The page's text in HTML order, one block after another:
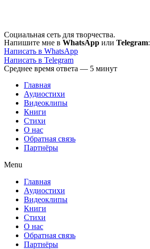
Социальная сеть для творчества.
Напишите мне в WhatsApp или Telegram:
Написать в WhatsApp
Написать в Telegram
Среднее время ответа — 5 минут
Главная
Аудиостихи
Видеоклипы
Книги
Стихи
О нас
Обратная связь
Партнёры
Menu
Главная
Аудиостихи
Видеоклипы
Книги
Стихи
О нас
Обратная связь
Партнёры